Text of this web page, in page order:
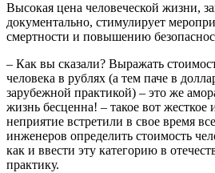
Высокая цена человеческой жизни,
документально, стимулирует
смертности и повышению
– Как вы сказали? Выражать
человека в рублях (а тем паче в
зарубежной практикой) – это же
жизнь бесценна! – такое вот жесткое
неприятие встретили в свое время
инженеров определить стоимость
как и ввести эту категорию в
практику.